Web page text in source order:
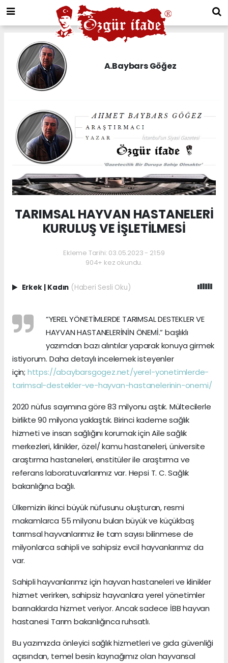
A.Baybars Göğez
TARIMSAL HAYVAN HASTANELERİ
KURULUŞ VE İŞLETİLMESİ
Ekleme Tarihi: 03.05.2023 - 21:59
904+ kez okundu.
Erkek | Kadın (Haberi Sesli Oku)
“YEREL YÖNETİMLERDE TARIMSAL DESTEKLER VE
HAYVAN HASTANELERİNİN ÖNEMİ.” başlıklı
yazımdan bazı alıntılar yaparak konuya girmek
istiyorum. Daha detaylı incelemek isteyenler
için; https://abaybarsgogez.net/yerel-yonetimlerde-
tarimsal-destekler-ve-hayvan-hastanelerinin-onemi/
2020 nüfus sayımına göre 83 milyonu aştık. Mültecilerle
birlikte 90 milyona yaklaştık. Birinci kademe sağlık
hizmeti ve insan sağlığını korumak için Aile sağlık
merkezleri, klinikler, özel/ kamu hastaneleri, üniversite
araştırma hastaneleri, enstitüler ile araştırma ve
referans laboratuvarlarımız var. Hepsi T. C. Sağlık
bakanlığına bağlı.
Ülkemizin ikinci büyük nüfusunu oluşturan, resmi
makamlarca 55 milyonu bulan büyük ve küçükbaş
tarımsal hayvanlarımız ile tam sayısı bilinmese de
milyonlarca sahipli ve sahipsiz evcil hayvanlarımız da
var.
Sahipli hayvanlarımız için hayvan hastaneleri ve klinikler
hizmet verirken, sahipsiz hayvanlara yerel yönetimler
barınaklarda hizmet veriyor. Ancak sadece İBB hayvan
hastanesi Tarım bakanlığınca ruhsatlı.
Bu yazımızda önleyici sağlık hizmetleri ve gıda güvenliği
açısından, temel besin kaynağımız olan hayvansal